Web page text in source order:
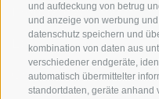
und aufdeckung von betrug
und anzeige von werbung
datenschutz speichern und
kombination von daten aus
verschiedener endgeräte,
automatisch übermittelter
standortdaten, geräte anhand
Produkte & Marken
Ethikkodex
Organisationsmodell